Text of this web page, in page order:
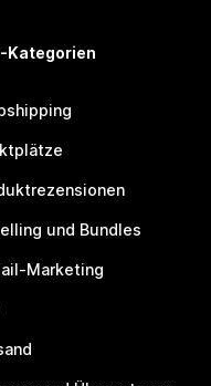
Kategorien
und Bundles
Marketing